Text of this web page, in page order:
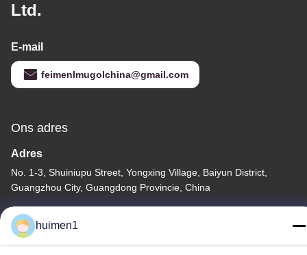
Ltd.
E-mail
feimenlmugolchina@gmail.com
Ons adres
Adres
No. 1-3, Shuiniupu Street, Yongxing Village, Baiyun District,
Guangzhou City, Guangdong Provincie, China
Tel.
86-18929562701
huimen1